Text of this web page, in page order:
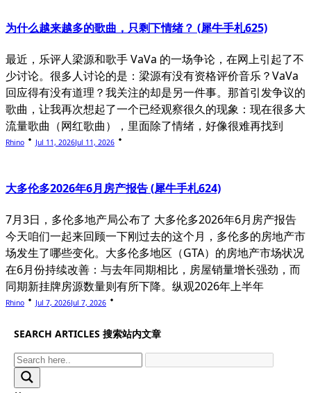
为什么越来越多的歌曲，只剩下情绪？ (犀牛手札625)
最近，乐评人梁源和歌手 VaVa 的一场争论，在网上引起了不
少讨论。很多人讨论的是：梁源有没有资格评价音乐？VaVa
回应得有没有道理？我关注的却是另一件事。那首引发争议的
歌曲，让我再次想起了一个已经观察很久的现象：现在很多大
流量歌曲（网红歌曲），里面除了情绪，好像很难再找到
Rhino Jul 11, 2026Jul 11, 2026
大多伦多2026年6月房产报告 (犀牛手札624)
7月3日，多伦多地产局公布了 大多伦多2026年6月房产报告
今天咱们一起来回顾一下刚过去的这个月，多伦多的房地产市
场发生了哪些变化。大多伦多地区（GTA）的房地产市场状况
在6月份持续改善：与去年同期相比，房屋销量增长强劲，而
同期新挂牌房源数量则有所下降。纵观2026年上半年
Rhino Jul 7, 2026Jul 7, 2026
SEARCH ARTICLES 搜索站内文章